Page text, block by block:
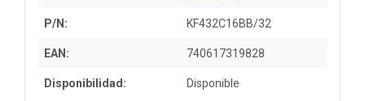
P/N: KF432C16BB/32
EAN: 740617319828
Disponibilidad: Disponible